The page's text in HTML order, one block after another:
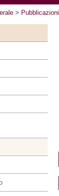
> Pubblicazioni